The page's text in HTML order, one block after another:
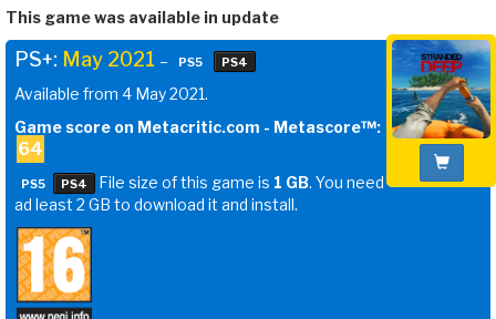
This game was available in update
PS+: May 2021 – PS5 PS4
Available from 4 May 2021.
Game score on Metacritic.com - Metascore™:
64
PS5 PS4 File size of this game is 1 GB. You need
ad least 2 GB to download it and install.